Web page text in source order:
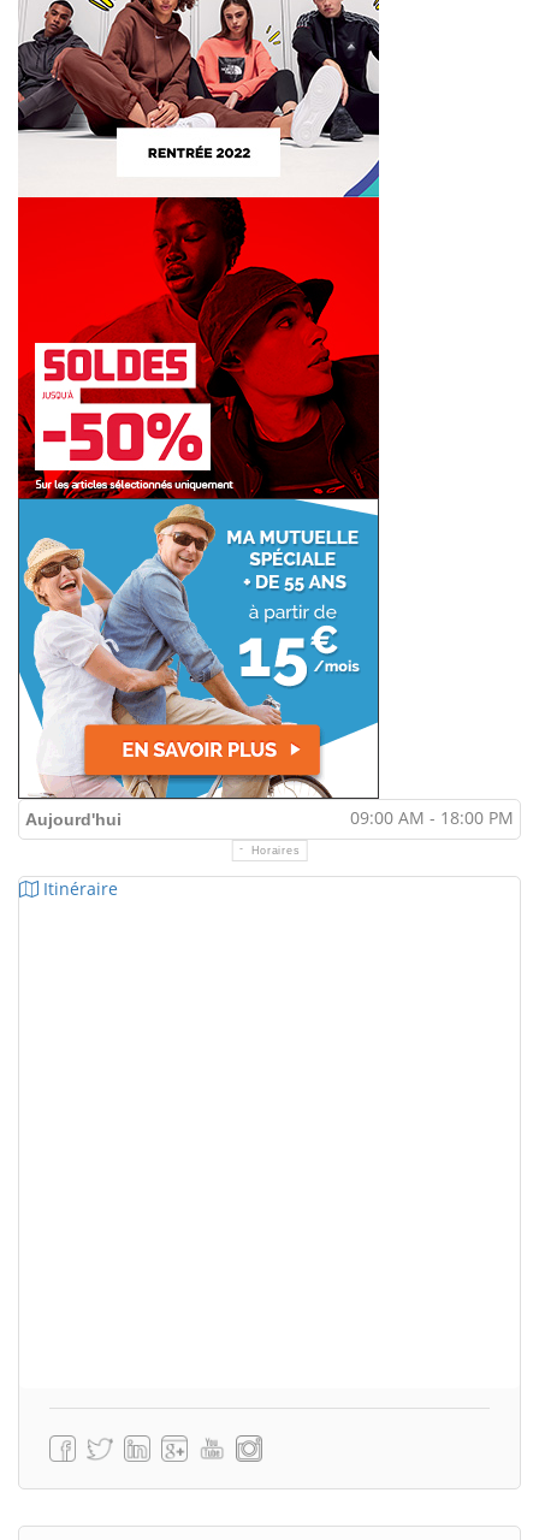
Aujourd'hui 09:00 AM - 18:00 PM
Horaires
Itinéraire